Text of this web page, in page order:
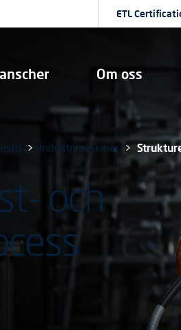
Om oss
ETL
Industrimaskiner
och